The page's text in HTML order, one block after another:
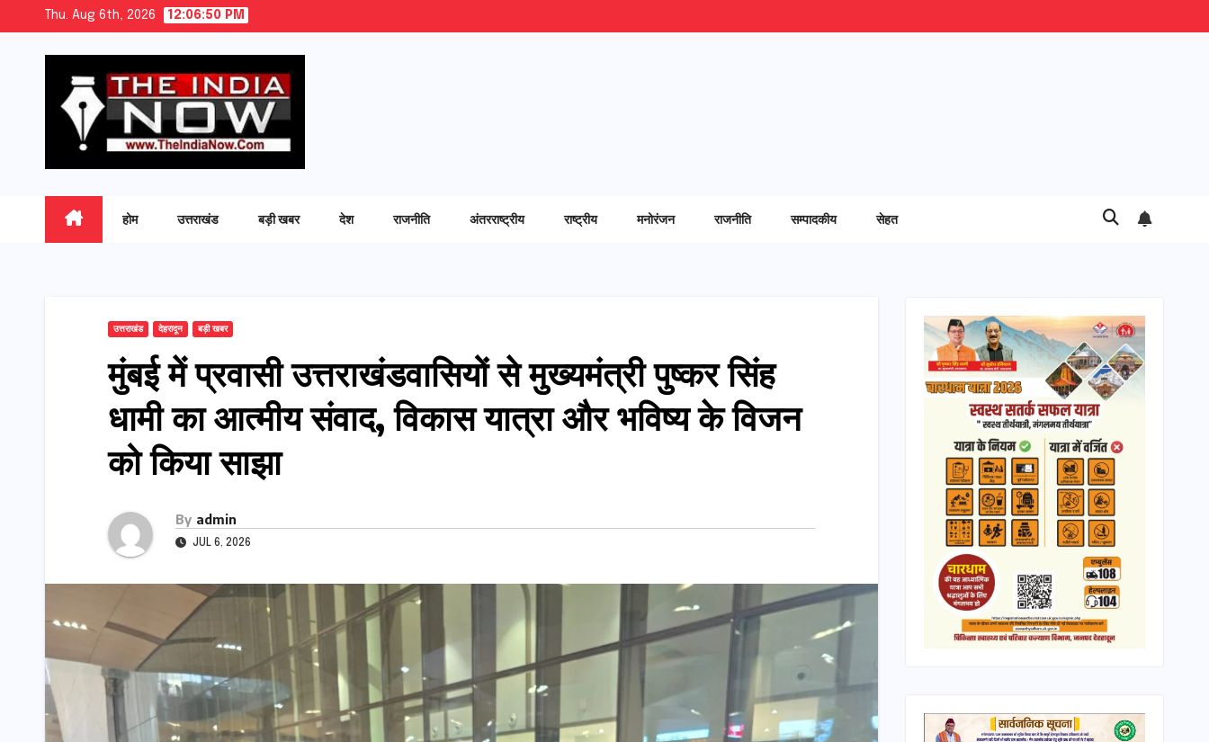
Thu. Aug 6th, 2026 12:06:51 PM
होम उत्तराखंड बड़ी खबर देश राजनीति अंतरराष्ट्रीय राष्ट्रीय मनोरंजन राजनीति सम्पादकीय सेहत
उत्तराखंड देहरादून बड़ी खबर
मुंबई में प्रवासी उत्तराखंडवासियों से मुख्यमंत्री पुष्कर सिंह
धामी का आत्मीय संवाद, विकास यात्रा और भविष्य के विजन
को किया साझा
By admin
JUL 6, 2026